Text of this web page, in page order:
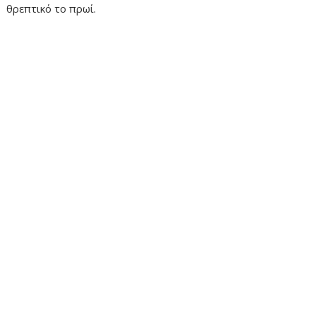
θρεπτικό το πρωί.